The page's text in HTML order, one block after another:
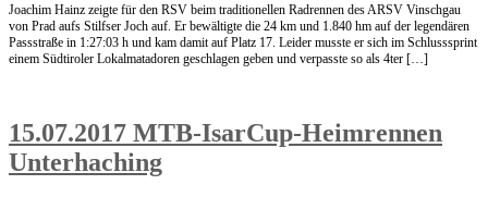
Joachim Hainz zeigte für den RSV beim traditionellen Radrennen des ARSV Vinschgau
von Prad aufs Stilfser Joch auf. Er bewältigte die 24 km und 1.840 hm auf der legendären
Passstraße in 1:27:03 h und kam damit auf Platz 17. Leider musste er sich im Schlusssprint
einem Südtiroler Lokalmatadoren geschlagen geben und verpasste so als 4ter […]
15.07.2017 MTB-IsarCup-Heimrennen
Unterhaching